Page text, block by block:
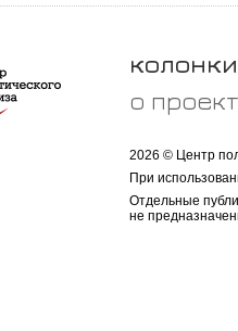
колонки
о
2026 © Центр
При
Отдельные
не